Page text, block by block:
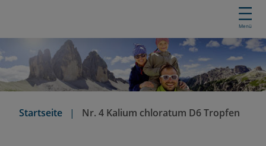
r
e
k
t
z
Menü
Startseite Nr. 4 Kalium chloratum D6 Tropfen